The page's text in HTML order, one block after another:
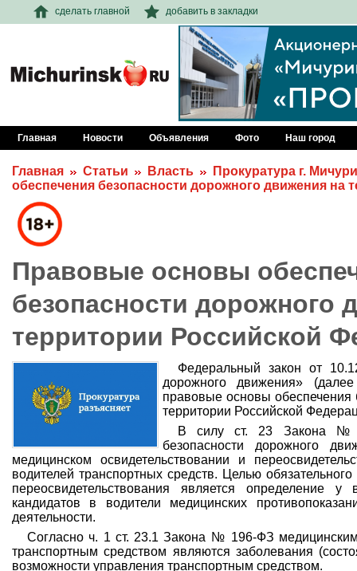
сделать главной добавить в закладки
Главная Новости Объявления Фото Наш город
Главная Статьи Власть
Прокуратура г.
обеспечения безопасности дорожного движения на
Правовые основы
безопасности дорожного
территории Российской
Федеральный закон от
дорожного движения»
правовые основы обеспечения
территории Российской
В силу ст. 23 Закона №
безопасности дорожного
медицинском освидетельствовании и
водителей транспортных средств. Целью
переосвидетельствования является определение
кандидатов в водители медицинских
деятельности.
Согласно ч. 1 ст. 23.1 Закона № 196-ФЗ
транспортным средством являются заболевания
возможности управления транспортным средством.